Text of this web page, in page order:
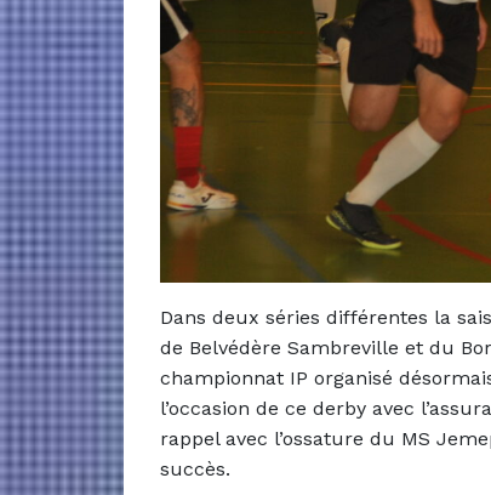
Dans deux séries différentes la
de Belvédère Sambreville et du
championnat IP organisé
l’occasion de ce derby avec
rappel avec l’ossature du MS
succès.